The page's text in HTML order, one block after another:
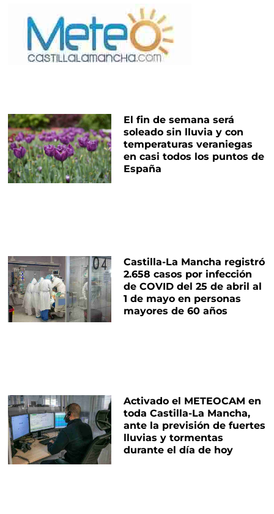
El fin de semana será
soleado sin lluvia y con
temperaturas veraniegas
en casi todos los puntos de
España
Castilla-La Mancha registró
2.658 casos por infección
de COVID del 25 de abril al
1 de mayo en personas
mayores de 60 años
Activado el METEOCAM en
toda Castilla-La Mancha,
ante la previsión de fuertes
lluvias y tormentas
durante el día de hoy